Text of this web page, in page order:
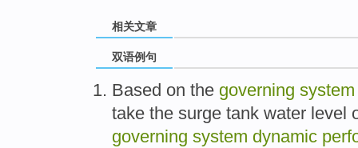
相关文章
双语例句
Based on the governing system
take the surge tank water level
governing system dynamic